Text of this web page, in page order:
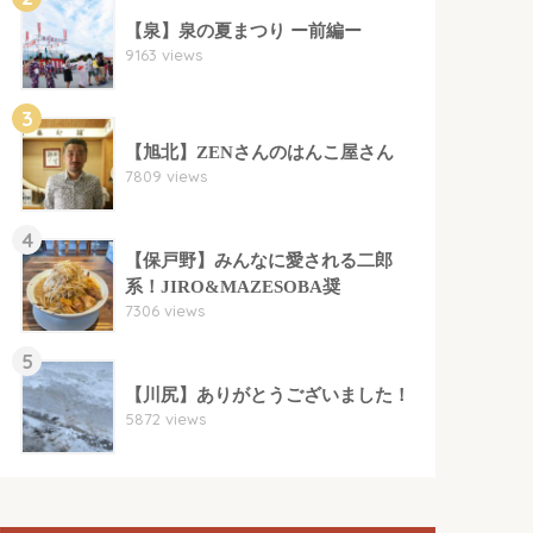
【泉】泉の夏まつり ー前編ー
9163 views
3
【旭北】ZENさんのはんこ屋さん
7809 views
4
【保戸野】みんなに愛される二郎
系！JIRO&MAZESOBA奨
7306 views
5
【川尻】ありがとうございました！
5872 views